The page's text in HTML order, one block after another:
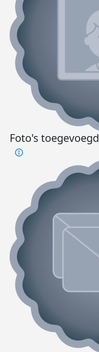
Foto's toegevoegd